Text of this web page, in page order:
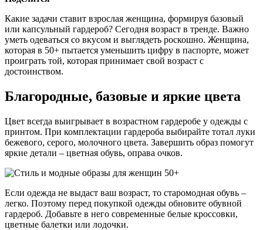
Какие задачи ставит взрослая женщина, формируя базовый
или капсульный гардероб? Сегодня возраст в тренде. Важно
уметь одеваться со вкусом и выглядеть роскошно. Женщина,
которая в 50+ пытается уменьшить цифру в паспорте, может
проиграть той, которая принимает свой возраст с
достоинством.
Благородные, базовые и яркие цвета
Цвет всегда выигрывает в возрастном гардеробе у одежды с
принтом. При комплектации гардероба выбирайте тотал луки
бежевого, серого, молочного цвета. Завершить образ помогут
яркие детали – цветная обувь, оправа очков.
Если одежда не выдаст ваш возраст, то старомодная обувь –
легко. Поэтому перед покупкой одежды обновите обувной
гардероб. Добавьте в него современные белые кроссовки,
цветные балетки или лодочки.